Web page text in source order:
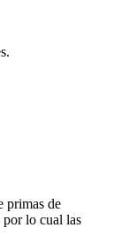
primas de
por lo cual las